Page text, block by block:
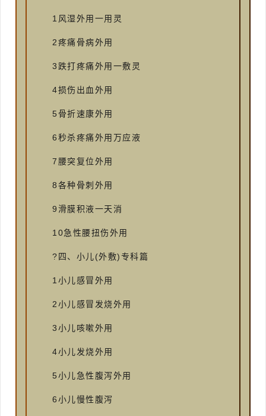
1风湿外用一用灵
2疼痛骨病外用
3跌打疼痛外用一敷灵
4损伤出血外用
5骨折速康外用
6秒杀疼痛外用万应液
7腰突复位外用
8各种骨刺外用
9滑膜积液一天消
10急性腰扭伤外用
?四、小儿(外敷)专科篇
1小儿感冒外用
2小儿感冒发烧外用
3小儿咳嗽外用
4小儿发烧外用
5小儿急性腹泻外用
6小儿慢性腹泻